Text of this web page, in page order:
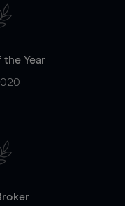
the Year